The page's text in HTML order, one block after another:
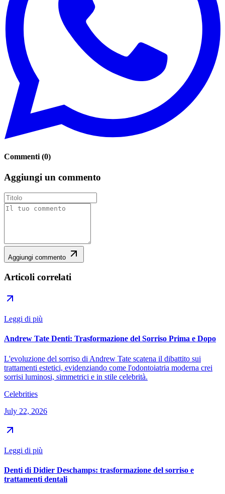
Commenti (0)
Aggiungi un commento
Aggiungi commento
Articoli correlati
Leggi di più
Andrew Tate Denti: Trasformazione del Sorriso Prima e Dopo
L'evoluzione del sorriso di Andrew Tate scatena il dibattito sui
trattamenti estetici, evidenziando come l'odontoiatria moderna crei
sorrisi luminosi, simmetrici e in stile celebrità.
Celebrities
July 22, 2026
Leggi di più
Denti di Didier Deschamps: trasformazione del sorriso e
trattamenti dentali